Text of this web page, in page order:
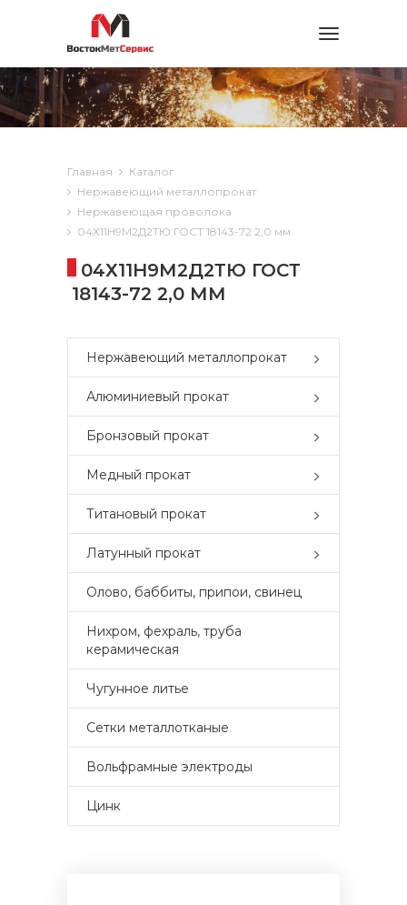
Toggle
Главная
Каталог
Нержавеющий металлопрокат
Нержавеющая проволока
04Х11Н9М2Д2ТЮ ГОСТ 18143-72 2,0 мм
04Х11Н9М2Д2ТЮ ГОСТ
18143-72 2,0 ММ
Нержавеющий металлопрокат
Алюминиевый прокат
Бронзовый прокат
Медный прокат
Титановый прокат
Латунный прокат
Олово, баббиты, припои, свинец
Нихром, фехраль, труба
керамическая
Чугунное литье
Сетки металлотканые
Вольфрамные электроды
Цинк